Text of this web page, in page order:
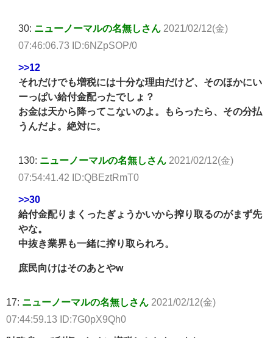
30: ニューノーマルの名無しさん 2021/02/12(金)
07:46:06.73 ID:6NZpSOP/0
>>12
それだけでも増税には十分な理由だけど、そのほかにい
ーっぱい給付金配ったでしょ？
お金は天から降ってこないのよ。もらったら、その分払
うんだよ。絶対に。
130: ニューノーマルの名無しさん 2021/02/12(金)
07:54:41.42 ID:QBEztRmT0
>>30
給付金配りまくったぎょうかいから搾り取るのがまず先
やな。
中抜き業界も一緒に搾り取られろ。
庶民向けはそのあとやw
17: ニューノーマルの名無しさん 2021/02/12(金)
07:44:59.13 ID:7G0pX9Qh0